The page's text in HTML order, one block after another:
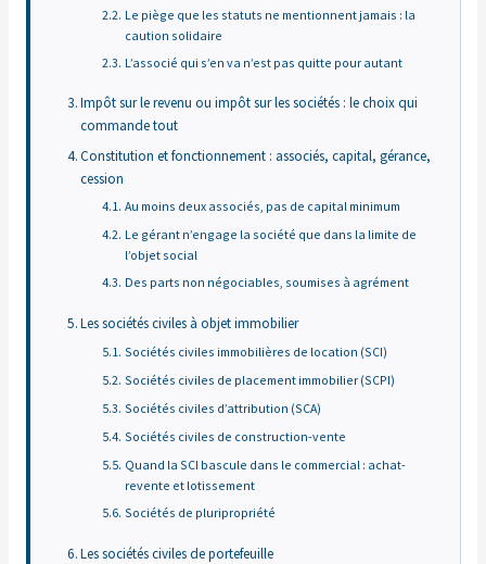
Le piège que les statuts ne mentionnent jamais : la
caution solidaire
L’associé qui s’en va n’est pas quitte pour autant
Impôt sur le revenu ou impôt sur les sociétés : le choix qui
commande tout
Constitution et fonctionnement : associés, capital, gérance,
cession
Au moins deux associés, pas de capital minimum
Le gérant n’engage la société que dans la limite de
l’objet social
Des parts non négociables, soumises à agrément
Les sociétés civiles à objet immobilier
Sociétés civiles immobilières de location (SCI)
Sociétés civiles de placement immobilier (SCPI)
Sociétés civiles d’attribution (SCA)
Sociétés civiles de construction-vente
Quand la SCI bascule dans le commercial : achat-
revente et lotissement
Sociétés de pluripropriété
Les sociétés civiles de portefeuille